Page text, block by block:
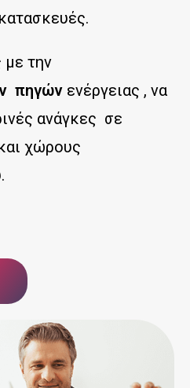
με την
πηγών ενέργειας , να
ανάγκες σε
χώρους